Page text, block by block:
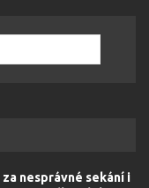
za nesprávné sekání i